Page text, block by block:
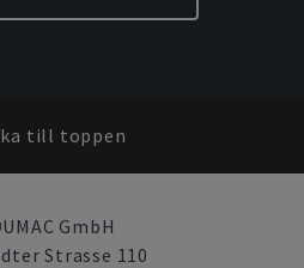
till toppen
GmbH
Strasse 110